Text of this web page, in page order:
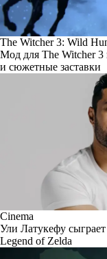
The Witcher 3: Wild
Мод для The Witcher 3
и сюжетные заставки
Cinema
Ули Латукефу
Legend of Zelda